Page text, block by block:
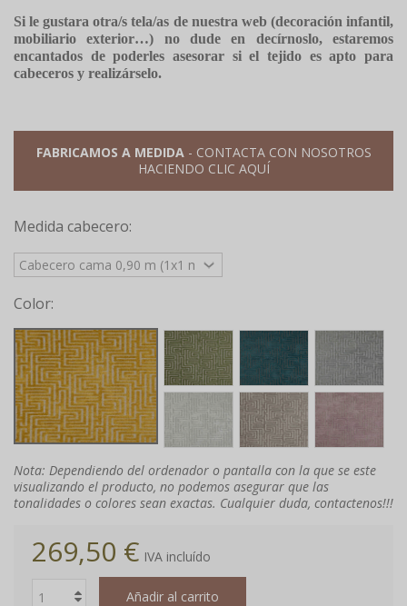
Si le gustara otra/s tela/as de nuestra web (decoración infantil,
mobiliario exterior…) no dude en decírnoslo, estaremos
encantados de poderles asesorar si el tejido es apto para
cabeceros y realizárselo.
FABRICAMOS A MEDIDA- CONTACTA CON NOSOTROS
HACIENDO CLIC AQUÍ
Medida cabecero:
Color:
Nota: Dependiendo del ordenador o pantalla con la que se este
visualizando el producto, no podemos asegurar que las
tonalidades o colores sean exactas. Cualquier duda, contactenos!!!
269,50 € IVA incluído
Añadir al carrito